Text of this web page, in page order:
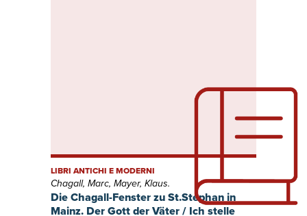
Die Chagall-Fenster zu St.Stephan in
Mainz. Der Gott der Väter / Ich stelle
LIBRI ANTICHI E MODERNI
Chagall, Marc, Mayer, Klaus.